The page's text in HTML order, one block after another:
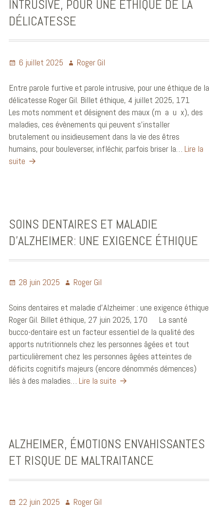
INTRUSIVE, POUR UNE ÉTHIQUE DE LA
DÉLICATESSE
6 juillet 2025 Roger Gil
Entre parole furtive et parole intrusive, pour une éthique de la
délicatesse Roger Gil. Billet éthique, 4 juillet 2025, 171
Les mots nomment et désignent des maux (m a u x), des
maladies, ces évènements qui peuvent s’installer
brutalement ou insidieusement dans la vie des êtres
humains, pour bouleverser, infléchir, parfois briser la… Lire la
suite
SOINS DENTAIRES ET MALADIE
D’ALZHEIMER: UNE EXIGENCE ÉTHIQUE
28 juin 2025 Roger Gil
Soins dentaires et maladie d’Alzheimer : une exigence éthique
Roger Gil. Billet éthique, 27 juin 2025, 170 La santé
bucco-dentaire est un facteur essentiel de la qualité des
apports nutritionnels chez les personnes âgées et tout
particulièrement chez les personnes âgées atteintes de
déficits cognitifs majeurs (encore dénommés démences)
liés à des maladies… Lire la suite
ALZHEIMER, ÉMOTIONS ENVAHISSANTES
ET RISQUE DE MALTRAITANCE
22 juin 2025 Roger Gil